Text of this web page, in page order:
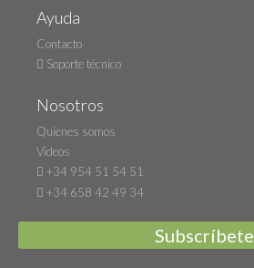
Ayuda
Contacto
Soporte técnico
Nosotros
Quienes somos
Videos
+34 954 51 54 51
+34 658 42 49 34
Subscríbete